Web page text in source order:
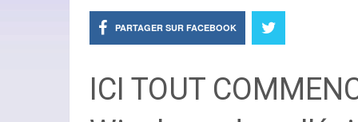
PARTAGER SUR FACEBOOK
ICI TOUT